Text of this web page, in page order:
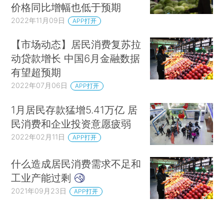
价格同比增幅也低于预期
2022年11月09日 APP打开
【市场动态】居民消费复苏拉
动贷款增长 中国6月金融数据
有望超预期
2022年07月06日 APP打开
1月居民存款猛增5.41万亿 居
民消费和企业投资意愿疲弱
2022年02月11日 APP打开
什么造成居民消费需求不足和
工业产能过剩
2021年09月23日 APP打开